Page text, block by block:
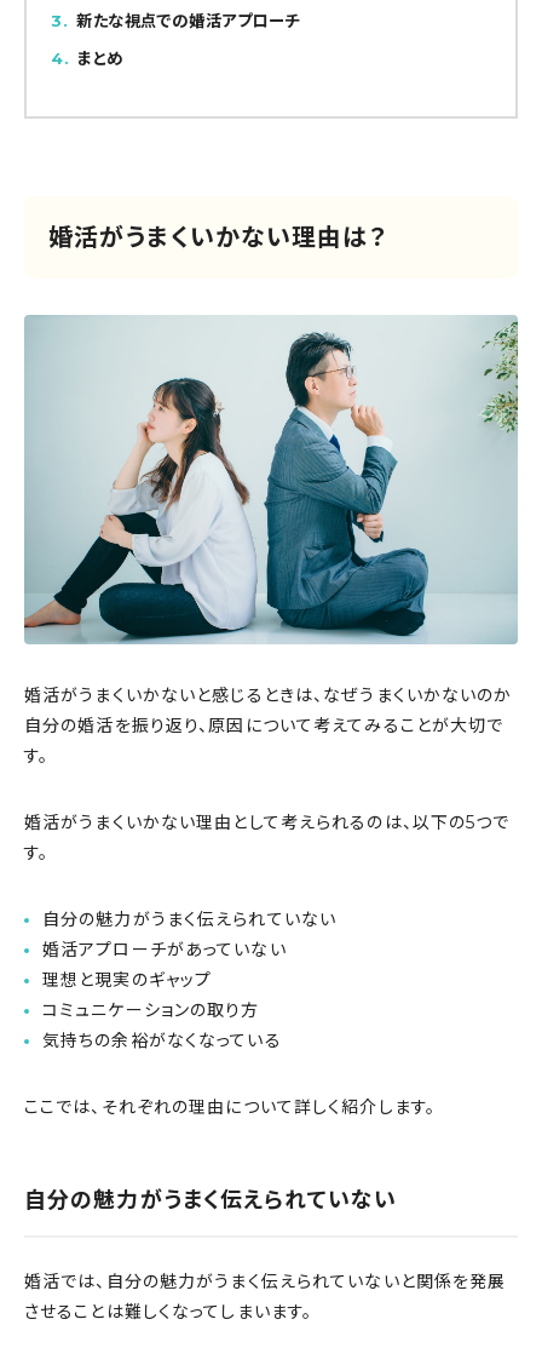
3
新たな視点での婚活アプローチ
4
まとめ
婚活がうまくいかない理由は？
婚活がうまくいかないと感じるときは、なぜうまくいかないのか
自分の婚活を振り返り、原因について考えてみることが大切で
す。
婚活がうまくいかない理由として考えられるのは、以下の5つで
す。
自分の魅力がうまく伝えられていない
婚活アプローチがあっていない
理想と現実のギャップ
コミュニケーションの取り方
気持ちの余裕がなくなっている
ここでは、それぞれの理由について詳しく紹介します。
自分の魅力がうまく伝えられていない
婚活では、自分の魅力がうまく伝えられていないと関係を発展
させることは難しくなってしまいます。